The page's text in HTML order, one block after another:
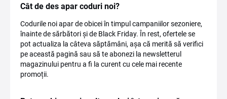
Cât de des apar coduri noi?
Codurile noi apar de obicei în timpul campaniilor sezoniere,
înainte de sărbători și de Black Friday. În rest, ofertele se
pot actualiza la câteva săptămâni, așa că merită să verifici
pe această pagină sau să te abonezi la newsletterul
magazinului pentru a fi la curent cu cele mai recente
promoții.